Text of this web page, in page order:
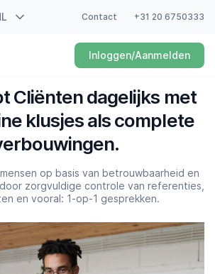
DE
Contact +31 20 6750333
Inloggen/Aanmelden
Cliënten dagelijks met
klusjes als complete
op basis van betrouwbaarheid en
zorgvuldige controle van referenties,
en vooral: 1-op-1 gesprekken.